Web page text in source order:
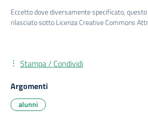
Eccetto dove diversamente specificato,
rilasciato sotto Licenza Creative Commons
Stampa / Condividi
Argomenti
alunni